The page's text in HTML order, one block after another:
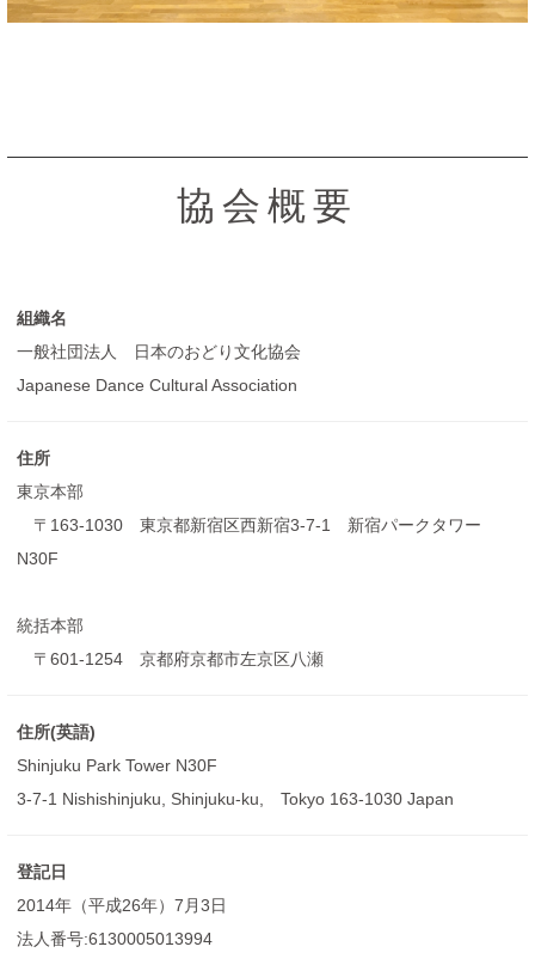
協会概要
組織名
一般社団法人 日本のおどり文化協会
Japanese Dance Cultural Association
住所
東京本部
〒163-1030 東京都新宿区西新宿3-7-1 新宿パークタワー
N30F
統括本部
〒601-1254 京都府京都市左京区八瀬
住所(英語)
Shinjuku Park Tower N30F
3-7-1 Nishishinjuku, Shinjuku-ku, Tokyo 163-1030 Japan
登記日
2014年（平成26年）7月3日
法人番号:6130005013994